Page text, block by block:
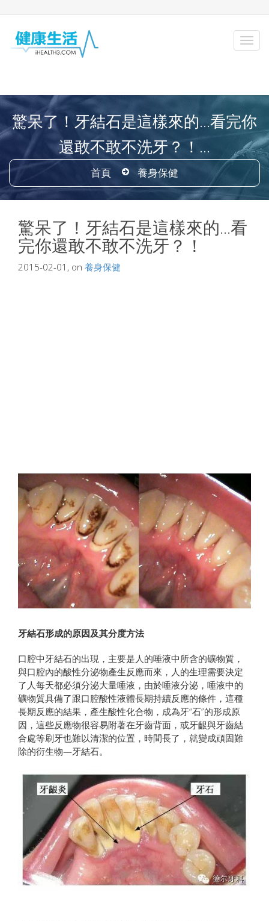
驚呆了！牙結石是這樣來的...看完你
還敢不敢不洗牙？！...
首頁 養身保健
驚呆了！牙結石是這樣來的...看
完你還敢不敢不洗牙？！
2015-02-01, on 養身保健
牙結石形成的原因及其分度方法
口腔中牙結石的出現，主要是人的唾液中所含的礦物質，
與口腔內的酸性分泌物產生反應而來，人的生理需要決定
了人每天都必須分泌大量唾液，由於唾液分泌，唾液中的
礦物質具備了跟口腔酸性液體長期持續反應的條件，這種
長期反應的結果，產生酸性化合物，成為牙“石”的形成原
因，這些反應物很容易附著在牙齒背面，或牙齦與牙齒結
合處等刷牙也難以清潔的位置，時間長了，就變成頑固難
除的衍生物—牙結石。